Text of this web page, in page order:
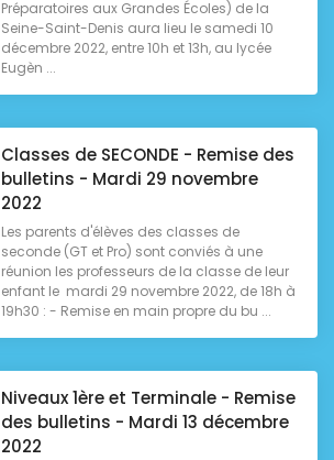
Préparatoires aux Grandes Écoles) de la
Seine-Saint-Denis aura lieu le samedi 10
décembre 2022, entre 10h et 13h, au lycée
Eugèn ...
Classes de SECONDE - Remise des
bulletins - Mardi 29 novembre
2022
Les parents d'élèves des classes de
seconde (GT et Pro) sont conviés à une
réunion les professeurs de la classe de leur
enfant le mardi 29 novembre 2022, de 18h à
19h30 : - Remise en main propre du bu ...
Niveaux 1ère et Terminale - Remise
des bulletins - Mardi 13 décembre
2022